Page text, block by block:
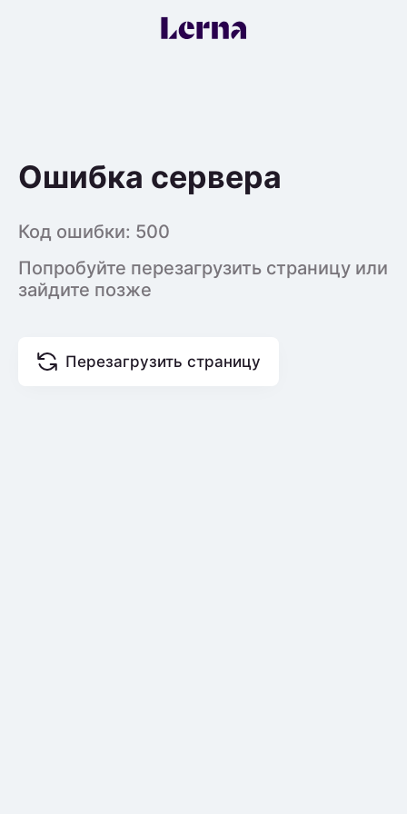
Ошибка сервера
Код ошибки: 500
Попробуйте перезагрузить страницу или
зайдите позже
Перезагрузить страницу